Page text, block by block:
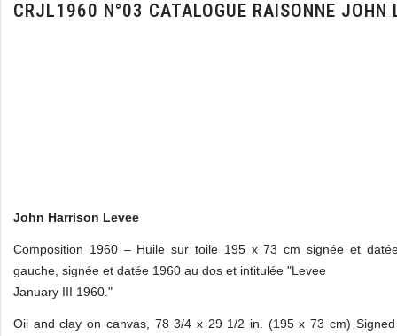
CRJL1960 N°03 CATALOGUE RAISONNE JOHN
John Harrison Levee
Composition 1960 – Huile sur toile 195 x 73 cm signée et
gauche, signée et datée 1960 au dos et intitulée "Levee
January III 1960."
Oil and clay on canvas, 78 3/4 x 29 1/2 in. (195 x 73 cm)